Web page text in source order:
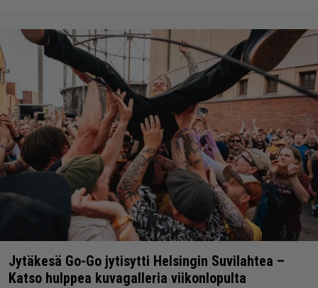
Jytäkesä Go-Go jytisytti Helsingin Suvilahtea –
Katso hulppea kuvagalleria viikonlopulta